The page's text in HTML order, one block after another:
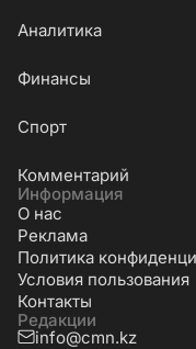
Аналитика
Финансы
Cпорт
Комментарий
Информация
О нас
Реклама
Политика
Условия пользования
Контакты
Редакции
info@cmn.kz